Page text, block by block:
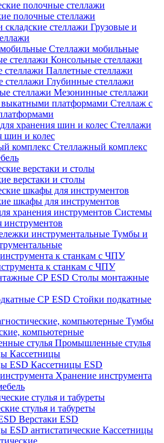
полочные стеллажи
Грузовые и
Стеллажи мобильные
Консольные стеллажи
Паллетные стеллажи
Глубинные стеллажи
Мезонинные стеллажи
Стеллаж с
Стеллажи
шин и колес
Стеллажный комплекс
верстаки и столы
шкафы для инструментов
Системы
инструментов
Тумбы и
к станкам с ЧПУ
Столы монтажные
Стойки подкатные
Тумбы
компьютерные
Промышленные стулья
Кассетницы
Кассетницы ESD
Хранение инструмента
стулья и табуреты
Верстаки ESD
Кассетницы